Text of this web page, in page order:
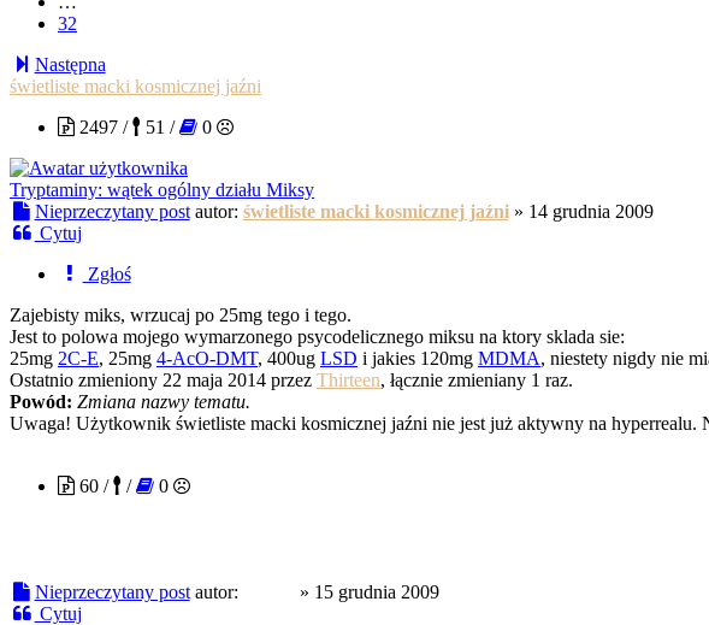
32
Następna
świetliste macki kosmicznej jaźni
2497 /
51 / 0
Tryptaminy: wątek ogólny działu Miksy
Nieprzeczytany post autor: świetliste macki kosmicznej jaźni» 14 grudnia 2009
Cytuj
Zgłoś
Zajebisty miks, wrzucaj po 25mg tego i tego.
Jest to polowa mojego wymarzonego psycodelicznego miksu na ktory sklada sie:
25mg 2C-E, 25mg 4-AcO-DMT, 400ug LSD i jakies 120mg MDMA, niestety nigdy nie
Ostatnio zmieniony 22 maja 2014 przez Thirteen, łącznie zmieniany 1 raz.
Powód: Zmiana nazwy tematu.
Uwaga! Użytkownik świetliste macki kosmicznej jaźni nie jest już aktywny na hyperrealu.
60 /
/ 0
Nieprzeczytany post autor: » 15 grudnia 2009
Cytuj